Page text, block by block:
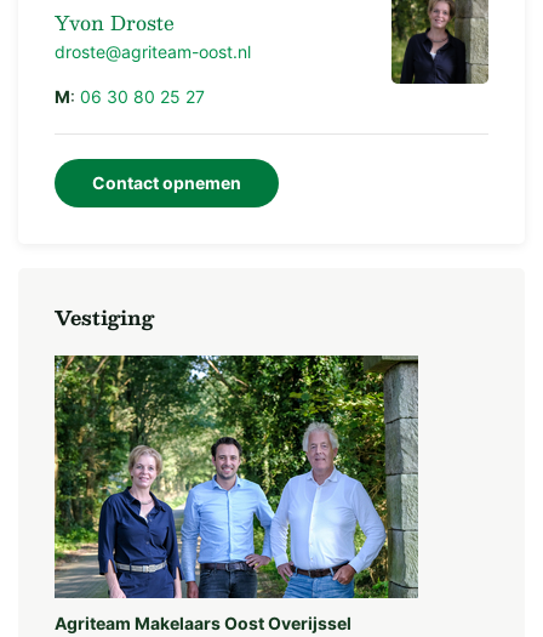
herontwikkeling uw plannen voor te leggen bij de
gemeente Rijssen-Holten.
Yvon Droste
droste@agriteam-oost.nl
M: 06 30 80 25 27
Contact opnemen
Vestiging
Agriteam Makelaars Oost Overijssel